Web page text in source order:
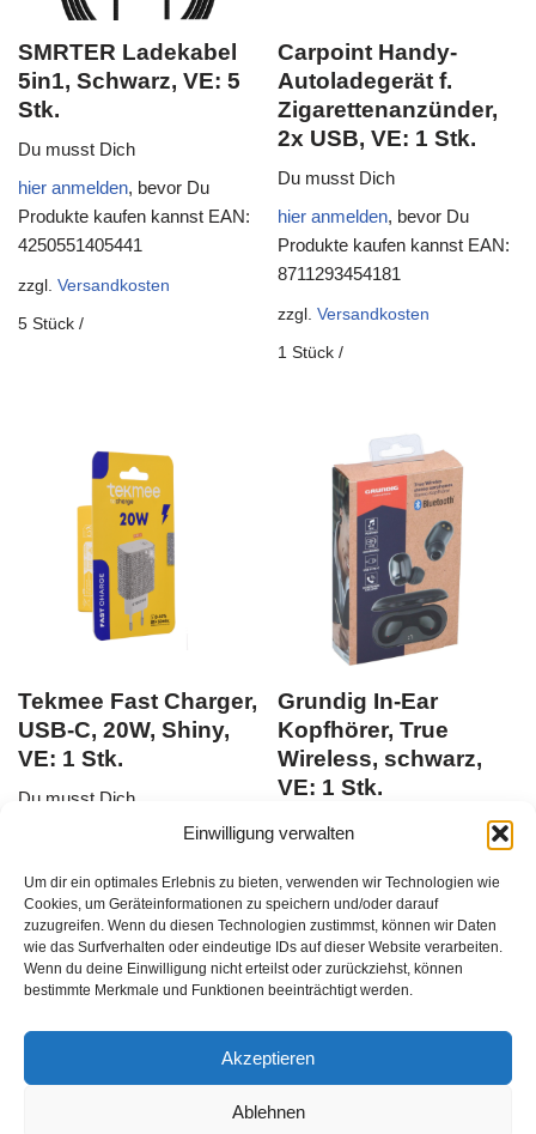
Einwilligung verwalten
Um dir ein optimales Erlebnis zu bieten, verwenden wir Technologien wie
Cookies, um Geräteinformationen zu speichern und/oder darauf
zuzugreifen. Wenn du diesen Technologien zustimmst, können wir Daten
wie das Surfverhalten oder eindeutige IDs auf dieser Website verarbeiten.
Wenn du deine Einwilligung nicht erteilst oder zurückziehst, können
bestimmte Merkmale und Funktionen beeinträchtigt werden.
Akzeptieren
Ablehnen
SMRTER Ladekabel
5in1, Schwarz, VE: 5
Stk.
Du musst Dich
hier anmelden, bevor Du
Produkte kaufen kannst EAN:
4250551405441
zzgl. Versandkosten
5 Stück /
Carpoint Handy-
Autoladegerät f.
Zigarettenanzünder,
2x USB, VE: 1 Stk.
Du musst Dich
hier anmelden, bevor Du
Produkte kaufen kannst EAN:
8711293454181
zzgl.Versandkosten
1Stück /
Tekmee Fast Charger,
USB-C, 20W, Shiny,
VE: 1 Stk.
Du musst Dich
, bevor Du
3661075372415
zzgl.Versandkosten
1Stück/
Grundig In-Ear
Kopfhörer, True
Wireless, schwarz,
VE: 1 Stk.
Du musst Dich
Produkte kaufen kannstEAN:
8711252259864
zzgl.Versandkosten